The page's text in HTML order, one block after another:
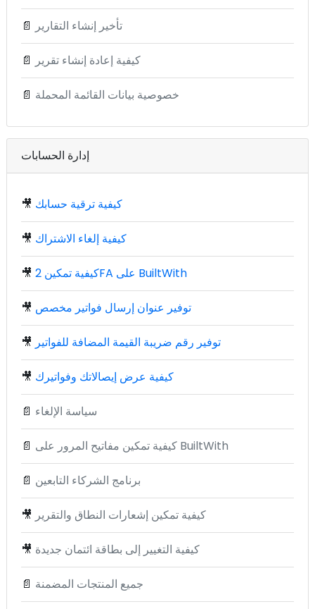
📄 تأخير إنشاء التقارير
📄 كيفية إعادة إنشاء تقرير
📄 خصوصية بيانات القائمة المحملة
إدارة الحسابات
🎥 كيفية ترقية حسابك
🎥 كيفية إلغاء الاشتراك
🎥 كيفية تمكين 2FA على BuiltWith
🎥 توفير عنوان إرسال فواتير مخصص
🎥 توفير رقم ضريبة القيمة المضافة للفواتير
🎥 كيفية عرض إيصالاتك وفواتيرك
📄 سياسة الإلغاء
📄 كيفية تمكين مفاتيح المرور على BuiltWith
📄 برنامج الشركاء التابعين
🎥 كيفية تمكين إشعارات النطاق والتقرير
🎥 كيفية التغيير إلى بطاقة ائتمان جديدة
📄 جميع المنتجات المضمنة